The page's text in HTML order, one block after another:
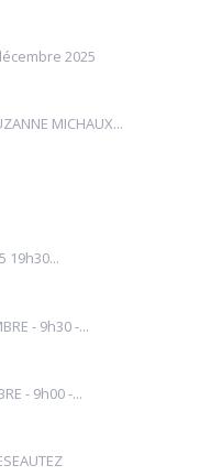
2025
MICHAUX...
19h30...
- 9h30 -...
- 9h00 -...